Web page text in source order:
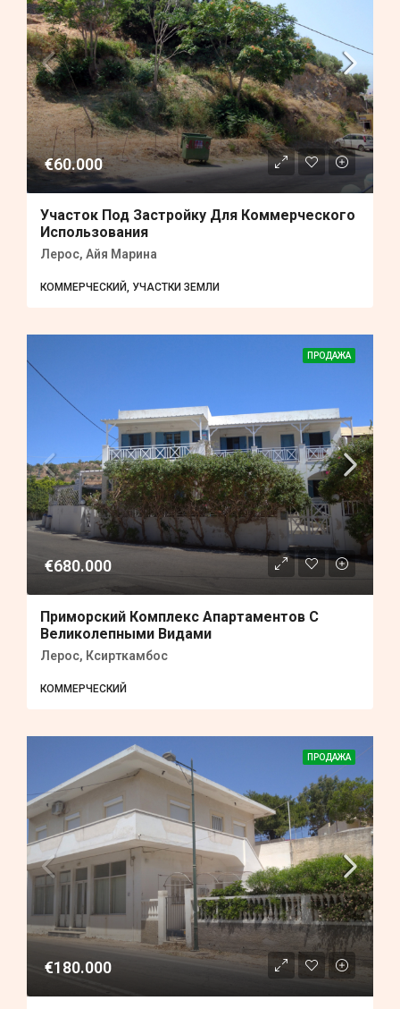
€60.000
Участок Под Застройку Для Коммерческого
Использования
Лерос, Айя Марина
КОММЕРЧЕСКИЙ, УЧАСТКИ ЗЕМЛИ
ПРОДАЖА
€680.000
Приморский Комплекс Апартаментов С
Великолепными Видами
Лерос, Ксирткамбос
КОММЕРЧЕСКИЙ
ПРОДАЖА
€180.000